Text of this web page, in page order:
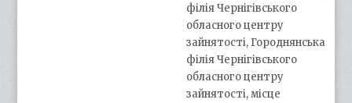
філія Чернігівського
обласного центру
зайнятості, Городнянська
філія Чернігівського
обласного центру
зайнятості, місце